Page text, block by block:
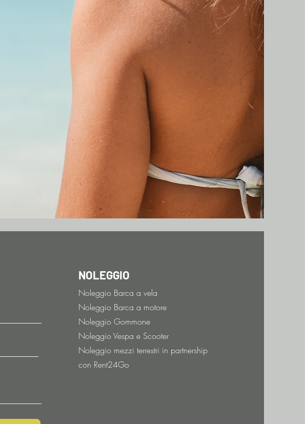
NOLEGGIO
Noleggio Barca a vela
Noleggio Barca a motore
Noleggio Gommone
Noleggio Vespa e Scooter
Noleggio mezzi terrestri in partnership
con Rent24Go